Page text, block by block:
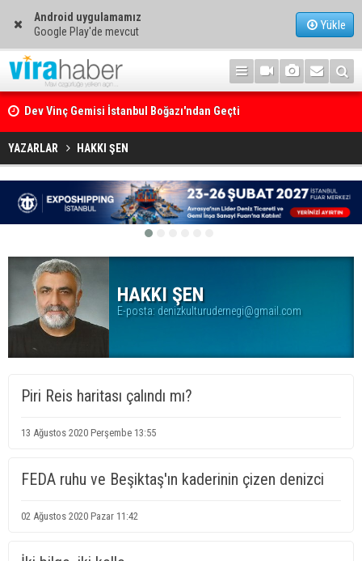
Android uygulamamız
Google Play'de mevcut
Yükle
Dev Vinç Gemisi İstanbul Boğazı'ndan Geçti
Ege Denizi’nin En Büyük Mercan Ormanı
YAZARLAR HAKKI ŞEN
HAKKI ŞEN
E-posta: denizkulturudernegi@gmail.com
Piri Reis haritası çalındı mı?
13 Ağustos 2020 Perşembe 13:55
FEDA ruhu ve Beşiktaş'ın kaderinin çizen denizci
02 Ağustos 2020 Pazar 11:42